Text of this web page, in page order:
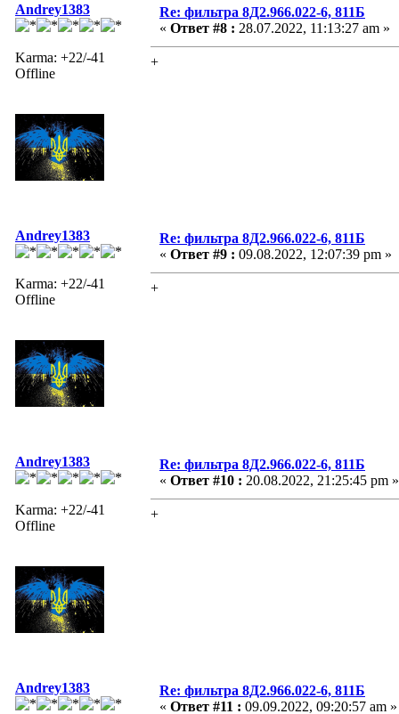
Andrey1383
Karma: +22/-41
Offline
Re: фильтра 8Д2.966.022-6, 811Б
« Ответ #8 : 28.07.2022, 11:13:27 am »
+
Andrey1383
Karma: +22/-41
Offline
Re: фильтра 8Д2.966.022-6, 811Б
« Ответ #9 : 09.08.2022, 12:07:39 pm »
+
Andrey1383
Karma: +22/-41
Offline
Re: фильтра 8Д2.966.022-6, 811Б
« Ответ #10 : 20.08.2022, 21:25:45 pm »
+
Andrey1383
Re: фильтра 8Д2.966.022-6, 811Б
« Ответ #11 : 09.09.2022, 09:20:57 am »